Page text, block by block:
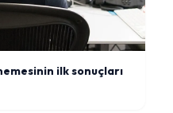
ilk sonuçları